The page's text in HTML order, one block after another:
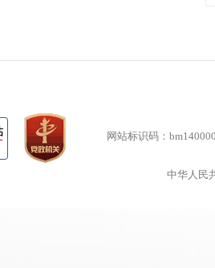
网站标识码：
中华人民